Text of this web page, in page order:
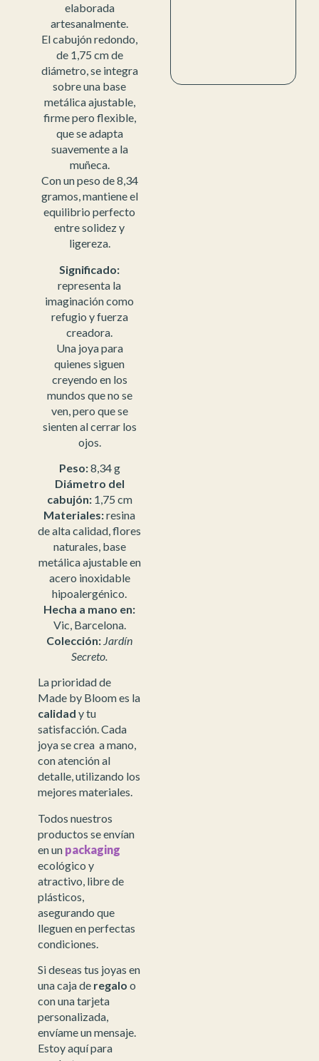
elaborada
artesanalmente.
El cabujón redondo,
de 1,75 cm de
diámetro, se integra
sobre una base
metálica ajustable,
firme pero flexible,
que se adapta
suavemente a la
muñeca.
Con un peso de 8,34
gramos, mantiene el
equilibrio perfecto
entre solidez y
ligereza.
Significado:
representa la
imaginación como
refugio y fuerza
creadora.
Una joya para
quienes siguen
creyendo en los
mundos que no se
ven, pero que se
sienten al cerrar los
ojos.
Peso:8,34 g
Diámetro del
cabujón:1,75 cm
Materiales:resina
de alta calidad, flores
naturales, base
metálica ajustable en
acero inoxidable
hipoalergénico.
Hecha a mano en:
Vic, Barcelona.
Colección: Jardín
Secreto.
La prioridad de
Made by Bloom es la
calidad y tu
satisfacción. Cada
joya se crea a mano,
con atención al
detalle, utilizando los
mejores materiales.
Todos nuestros
productos se envían
en un packaging
ecológico y
atractivo, libre de
plásticos,
asegurando que
lleguen en perfectas
condiciones.
Si deseas tus joyas en
una caja de regalo o
con una tarjeta
personalizada,
envíame un mensaje.
Estoy aquí para